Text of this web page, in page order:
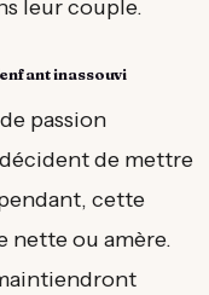
leur couple.
inassouvi
passion
de mettre
cette
nette ou amère.